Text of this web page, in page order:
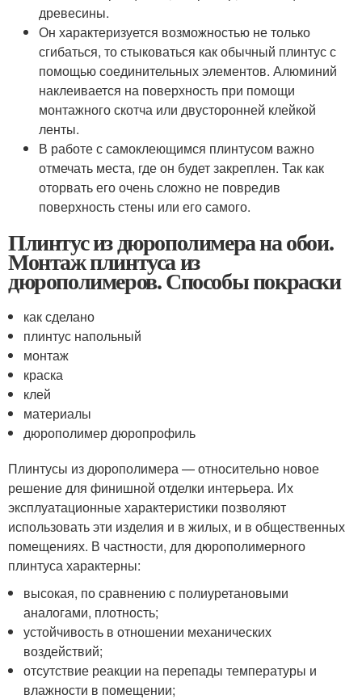
древесины.
Он характеризуется возможностью не только
сгибаться, то стыковаться как обычный плинтус с
помощью соединительных элементов. Алюминий
наклеивается на поверхность при помощи
монтажного скотча или двусторонней клейкой
ленты.
В работе с самоклеющимся плинтусом важно
отмечать места, где он будет закреплен. Так как
оторвать его очень сложно не повредив
поверхность стены или его самого.
Плинтус из дюрополимера на обои.
Монтаж плинтуса из
дюрополимеров. Способы покраски
как сделано
плинтус напольный
монтаж
краска
клей
материалы
дюрополимер дюропрофиль
Плинтусы из дюрополимера — относительно новое
решение для финишной отделки интерьера. Их
эксплуатационные характеристики позволяют
использовать эти изделия и в жилых, и в общественных
помещениях. В частности, для дюрополимерного
плинтуса характерны:
высокая, по сравнению с полиуретановыми
аналогами, плотность;
устойчивость в отношении механических
воздействий;
отсутствие реакции на перепады температуры и
влажности в помещении;